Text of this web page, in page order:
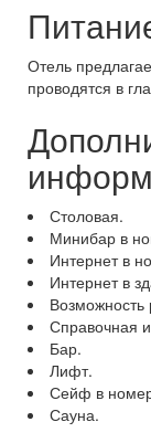
Отель
проводятся в
Столовая.
Минибар в
Интернет в
Интернет в
Справочная
Бар.
Лифт.
Сейф в
Сауна.